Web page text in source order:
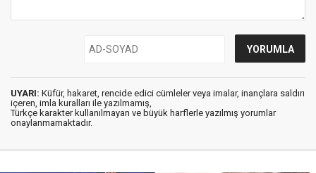
UYARI: Küfür, hakaret, rencide edici cümleler veya imalar, inançlara saldırı
içeren, imla kuralları ile yazılmamış,
Türkçe karakter kullanılmayan ve büyük harflerle yazılmış yorumlar
onaylanmamaktadır.